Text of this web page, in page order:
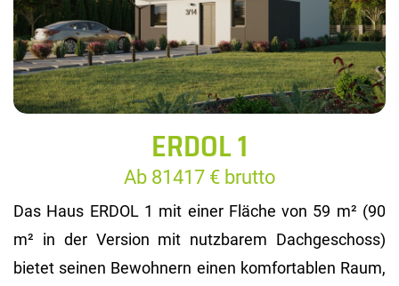
ERDOL 1
Ab 81417 € brutto
Das Haus ERDOL 1 mit einer Fläche von 59 m² (90
m² in der Version mit nutzbarem Dachgeschoss)
bietet seinen Bewohnern einen komfortablen Raum,